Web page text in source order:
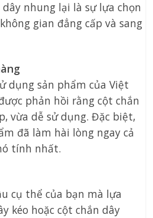
nhung lại là sự lựa chọn
gian đẳng cấp và sang
dụng sản phẩm của Việt
phản hồi rằng cột chắn
vừa dễ sử dụng. Đặc biệt,
đã làm hài lòng ngay cả
tính nhất.
cụ thể của bạn mà lựa
kéo hoặc cột chắn dây